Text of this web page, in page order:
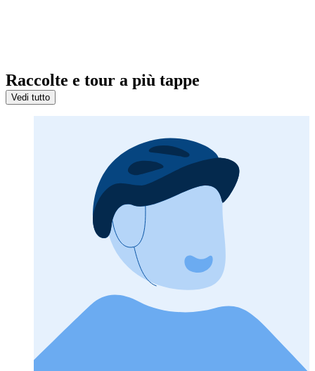
Raccolte e tour a più tappe
Vedi tutto